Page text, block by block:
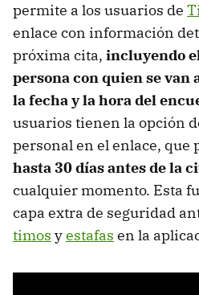
permite a los usuarios de
enlace con información
próxima cita, incluyendo
persona con quien se van
la fecha y la hora del
usuarios tienen la opción
personal en el enlace, que
hasta 30 días antes de la
cualquier momento. Esta
capa extra de seguridad
timos yestafas en la